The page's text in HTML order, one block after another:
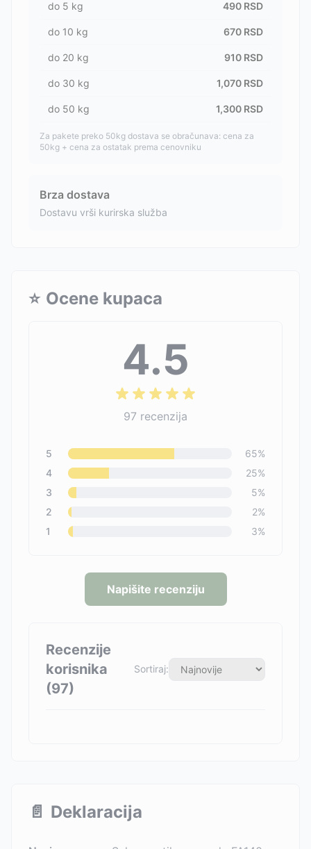
do 5 kg 490 RSD
do 10 kg 670 RSD
do 20 kg 910 RSD
do 30 kg 1,070 RSD
do 50 kg 1,300 RSD
Za pakete preko 50kg dostava se obračunava: cena za
50kg + cena za ostatak prema cenovniku
Brza dostava
Dostavu vrši kurirska služba
⭐ Ocene kupaca
4.5
97 recenzija
5 65%
4
25%
3
5%
2
2%
1
3%
Napišite recenziju
Recenzije
korisnika
(97)
Sortiraj:
📄 Deklaracija